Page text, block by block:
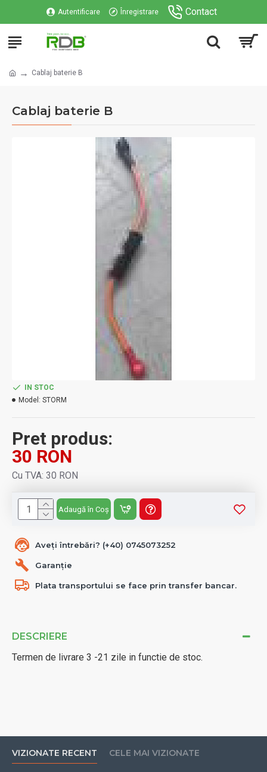
Autentificare Înregistrare Contact
Cablaj baterie B
Cablaj baterie B
DESCRIERE
Termen de livrare 3 -21 zile in functie de stoc.
Aveți întrebări? (+40) 0745073252
Garanție
Plata transportului se face prin transfer bancar.
Pret produs:
30 RON
Cu TVA: 30 RON
IN STOC
Model: STORM
Adaugă în Coș
VIZIONATE RECENT CELE MAI VIZIONATE